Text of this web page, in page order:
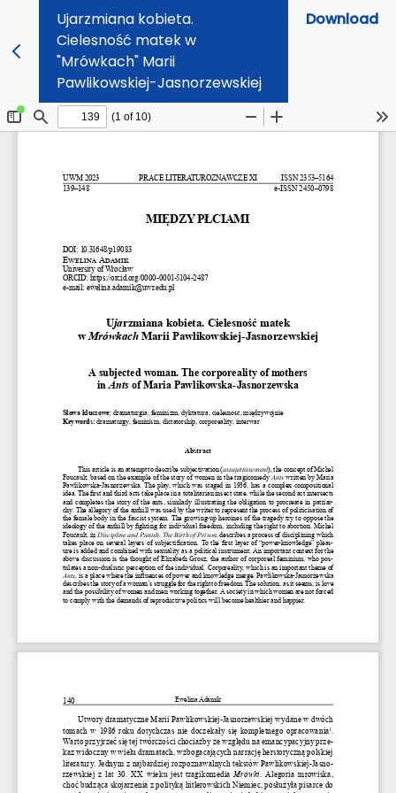
Ujarzmiana kobieta.
Cielesność matek w
"Mrówkach" Marii
Pawlikowskiej-Jasnorzewskiej
Download